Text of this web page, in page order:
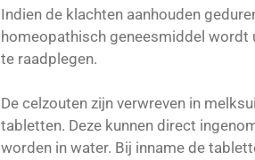
Indien de klachten aanhouden
homeopathisch geneesmiddel wordt
te raadplegen.
De celzouten zijn verwreven in
tabletten. Deze kunnen direct
worden in water. Bij inname de